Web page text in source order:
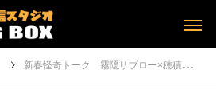
新春怪奇トーク 霧隠サブロー×穂積昭雪